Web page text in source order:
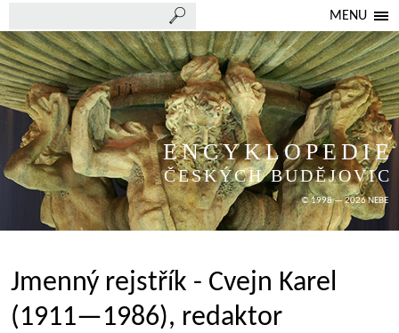
MENU
ENCYKLOPEDIE
ČESKÝCH BUDĚJOVIC
© 1998 — 2026 NEBE
Jmenný rejstřík - Cvejn Karel
(1911—1986), redaktor